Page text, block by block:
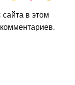
в этом